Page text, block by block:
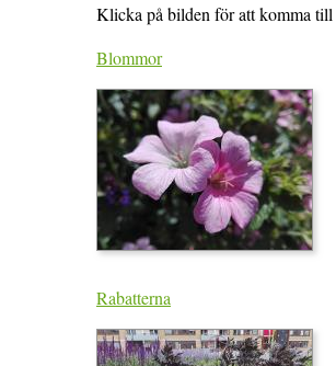
Klicka på bilden för att komma till
Blommor
Rabatterna